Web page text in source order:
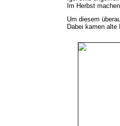
Im Herbst
Um diesem
Dabei kamen